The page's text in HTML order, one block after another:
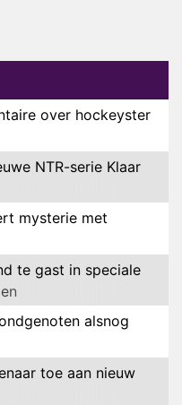
over hockeyster
NTR-serie Klaar
mysterie met
te gast in speciale
alsnog
toe aan nieuw